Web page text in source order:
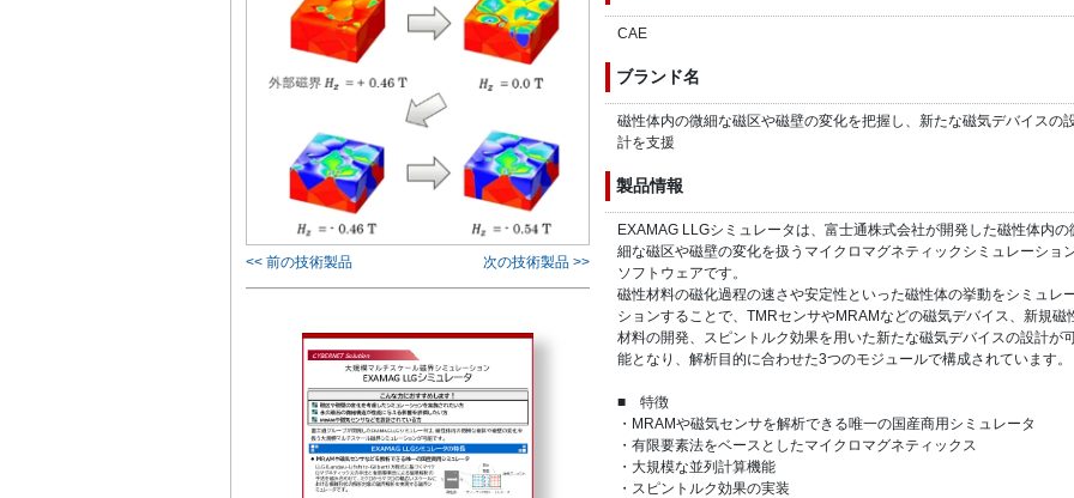
<< 前の技術製品 次の技術製品 >>
CAE
ブランド名
磁性体内の微細な磁区や磁壁の変化を把握し、新たな磁気デバイスの
計を支援
製品情報
EXAMAG LLGシミュレータは、富士通株式会社が開発した磁性体内の
細な磁区や磁壁の変化を扱うマイクロマグネティックシミュレーショ
ソフトウェアです。
磁性材料の磁化過程の速さや安定性といった磁性体の挙動をシミュレ
ションすることで、TMRセンサやMRAMなどの磁気デバイス、新規磁
材料の開発、スピントルク効果を用いた新たな磁気デバイスの設計が
能となり、解析目的に合わせた3つのモジュールで構成されています。
■ 特徴
・MRAMや磁気センサを解析できる唯一の国産商用シミュレータ
・有限要素法をベースとしたマイクロマグネティックス
・大規模な並列計算機能
・スピントルク効果の実装